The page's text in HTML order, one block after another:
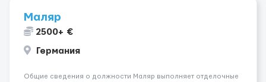
Маляр
2500+ €
Германия
Общие сведения о должности Маляр выполняет отделочные